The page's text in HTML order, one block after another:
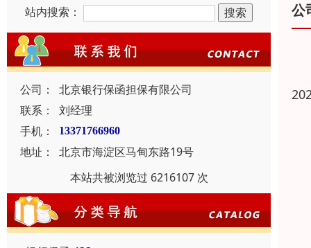
站内搜索：
公司：
北京银行保函担保有限公司
联系：
刘经理
手机：
13371766960
地址：
北京市海淀区马甸东路19号
本站共被浏览过 6216107 次
公